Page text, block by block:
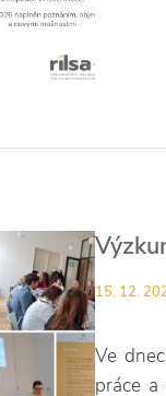
15. 12.
Ve
práce a